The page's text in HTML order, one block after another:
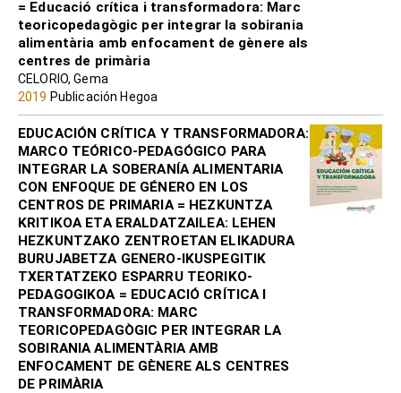
= Educació crítica i transformadora: Marc
teoricopedagògic per integrar la sobirania
alimentària amb enfocament de gènere als
centres de primària
CELORIO, Gema
2019 Publicación Hegoa
EDUCACIÓN CRÍTICA Y TRANSFORMADORA:
MARCO TEÓRICO-PEDAGÓGICO PARA
INTEGRAR LA SOBERANÍA ALIMENTARIA
CON ENFOQUE DE GÉNERO EN LOS
CENTROS DE PRIMARIA = HEZKUNTZA
KRITIKOA ETA ERALDATZAILEA: LEHEN
HEZKUNTZAKO ZENTROETAN ELIKADURA
BURUJABETZA GENERO-IKUSPEGITIK
TXERTATZEKO ESPARRU TEORIKO-
PEDAGOGIKOA = EDUCACIÓ CRÍTICA I
TRANSFORMADORA: MARC
TEORICOPEDAGÒGIC PER INTEGRAR LA
SOBIRANIA ALIMENTÀRIA AMB
ENFOCAMENT DE GÈNERE ALS CENTRES
DE PRIMÀRIA